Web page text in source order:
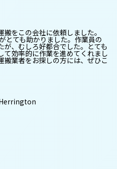
をこの会社に依頼しました。
とても助かりました。作業員の
、むしろ好都合でした。とても
て効率的に作業を進めてくれまし
搬業者をお探しの方には、ぜひこ